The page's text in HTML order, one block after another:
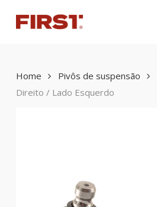
main
Home Pivôs de suspensão
Direito / Lado Esquerdo